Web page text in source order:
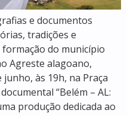
e documentos
tradições e
do município
Agreste alagoano,
às 19h, na Praça
“Belém – AL:
produção dedicada ao